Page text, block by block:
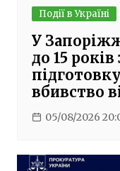
Події в Україні
У
до 15 років
вбивство
05/08/2026